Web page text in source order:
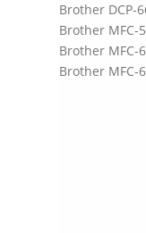
Brother DCP-
Brother MFC-
Brother MFC-
Brother MFC-